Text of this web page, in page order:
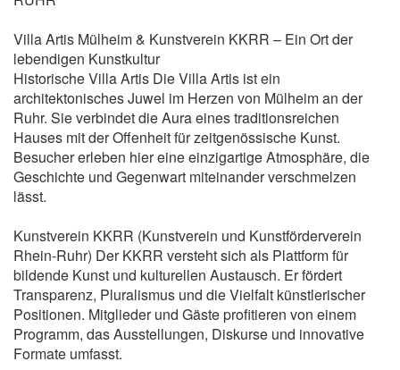
Villa Artis Mülheim & Kunstverein KKRR – Ein Ort der
lebendigen Kunstkultur
Historische Villa Artis Die Villa Artis ist ein
architektonisches Juwel im Herzen von Mülheim an der
Ruhr. Sie verbindet die Aura eines traditionsreichen
Hauses mit der Offenheit für zeitgenössische Kunst.
Besucher erleben hier eine einzigartige Atmosphäre, die
Geschichte und Gegenwart miteinander verschmelzen
lässt.
Kunstverein KKRR (Kunstverein und Kunstförderverein
Rhein-Ruhr) Der KKRR versteht sich als Plattform für
bildende Kunst und kulturellen Austausch. Er fördert
Transparenz, Pluralismus und die Vielfalt künstlerischer
Positionen. Mitglieder und Gäste profitieren von einem
Programm, das Ausstellungen, Diskurse und innovative
Formate umfasst.